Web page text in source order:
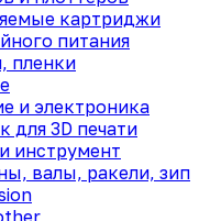
картриджи
питания
пленки
и электроника
для 3D печати
инструмент
валы, ракели, зип